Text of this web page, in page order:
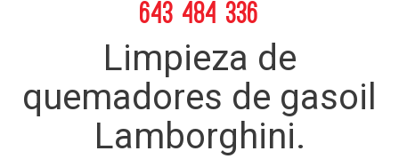
643 484 336
Limpieza de
quemadores de gasoil
Lamborghini.